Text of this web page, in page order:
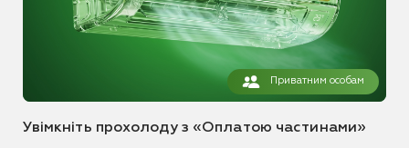
Приватним особам
Увімкніть прохолоду з «Оплатою частинами»